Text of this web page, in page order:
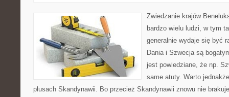
Zwiedzanie krajów
bardzo wielu ludzi, w tym
generalnie wydaje się być
Dania i Szwecja są
jest powiedziane, że np.
same atuty. Warto
plusach Skandynawii. Bo przecież Skandynawii znowu nie